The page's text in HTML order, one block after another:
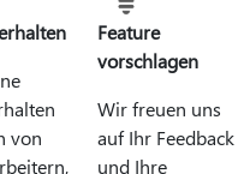
von
Feature
vorschlagen
Wir freuen uns
auf Ihr Feedback
und Ihre